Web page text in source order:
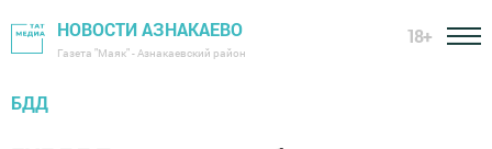
НОВОСТИ АЗНАКАЕВО
Газета "Маяк" - Азнакаевский район
18+
БДД